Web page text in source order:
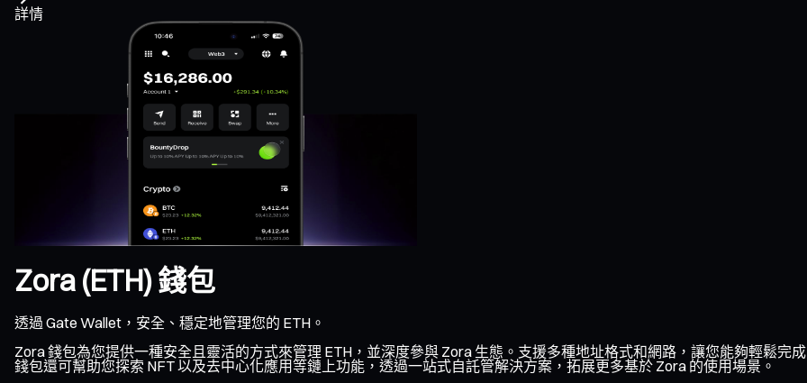
詳情
Zora (ETH) 錢包
透過 Gate Wallet，安全、穩定地管理您的 ETH。
Zora 錢包為您提供一種安全且靈活的方式來管理 ETH，並深度參與 Zora 生態。支援多種地址格式和網路，讓您能夠輕鬆完
錢包還可幫助您探索 NFT 以及去中心化應用等鏈上功能，透過一站式自託管解決方案，拓展更多基於 Zora 的使用場景。